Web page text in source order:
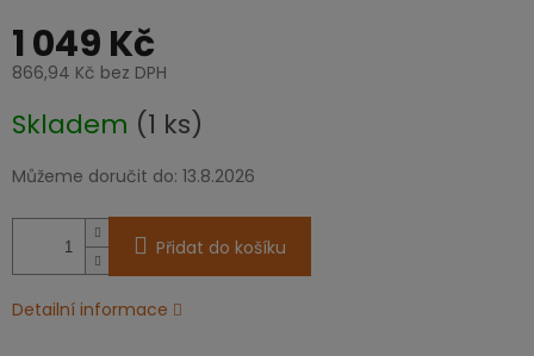
1 049 Kč
866,94 Kč bez DPH
cena:
Skladem (1 ks)
Můžeme doručit do: 13.8.2026
Přidat do košíku
Detailní informace